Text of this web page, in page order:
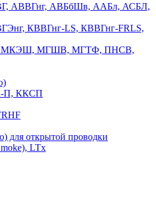
АВВГнг, АВБбШв, ААБл, АСБЛ,
КВВГнг-LS, КВВГнг-FRLS,
МГШВ, МГТФ, ПНСВ,
П, ККСП
для открытой проводки
LTx